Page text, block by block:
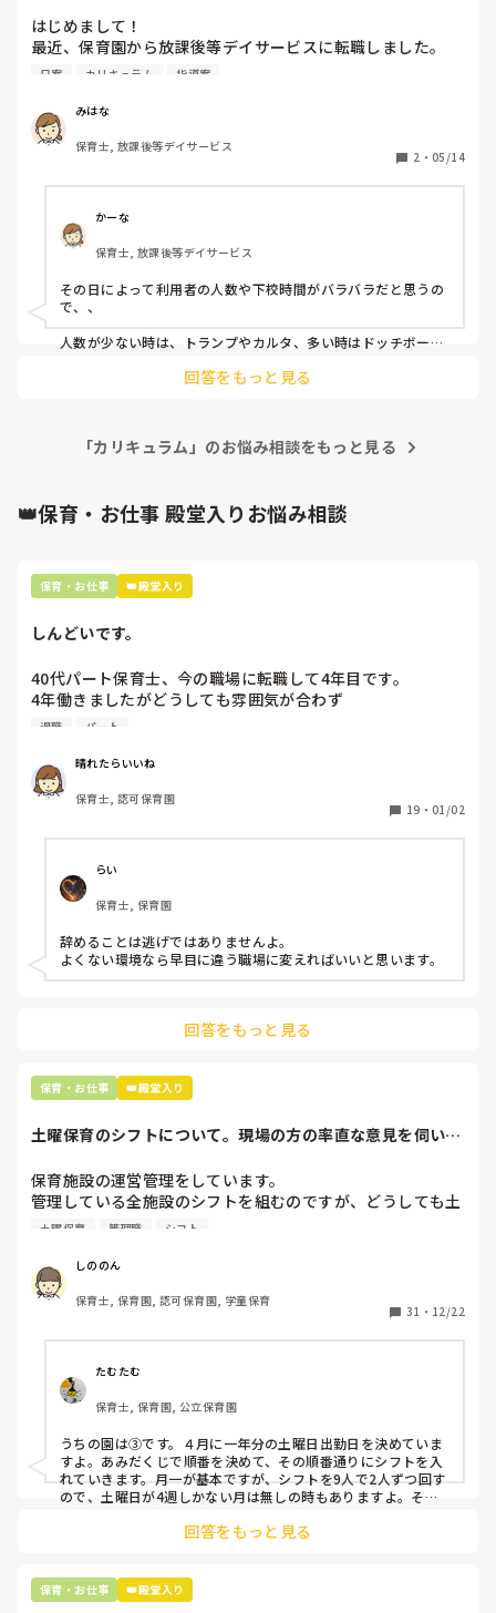
沿って保育を行なっていますが、
園として主体性をうたっているわりには
大人主導の保育観が目につき、矛盾を感じ、このままここで
今後の参考にしたいので、
みなさんの園と比べ、この園の‘主体性’はどうなのか
はじめまして！
最近、保育園から放課後等デイサービスに転職しました。
保育園とは全然違って戸惑っています（涙）
・どうやって1週間分の活動を決めていくのか
・保護者やスタッフへの伝え方や書き方のポイント
など、経験者の方から「こんな風に考えるといいよ！」とい
うアドバイスをいただけたら本当にうれしいです！
よろしくお願いします。
日案 カリキュラム 指導案
みはな
保育士, 放課後等デイサービス
2 ・ 05/14
かーな
保育士, 放課後等デイサービス
その日によって利用者の人数や下校時間がバラバラだと思うの
で、、
人数が少ない時は、トランプやカルタ、多い時はドッチボール
高学年が多い時は勝敗のある遊びを取り入れています。
回答をもっと見る
「カリキュラム」のお悩み相談をもっと見る
👑保育・お仕事 殿堂入りお悩み相談
保育・お仕事 👑殿堂入り
しんどいです。
40代パート保育士、今の職場に転職して4年目です。
4年働きましたがどうしても雰囲気が合わず
退職しようと思っています。
周りの職員は、勤続10年以上から何十年という先生がほとん
どです。
保護者子どもの愚痴悪口が多く、
今で言う不適切保育も
仕方ないよね
もう何も言わずに
子どもの言いなりになればいいんだね
などいう意見で…
上の先生に相談することは難しそうです。
最後の職場にしようと思っていましたが
辞めることは逃げ、と、過去辞めた人も何年も言われ続けて
います
退職 パート
晴れたらいいね
保育士, 認可保育園
19 ・ 01/02
らい
保育士, 保育園
辞めることは逃げではありませんよ。
よくない環境なら早目に違う職場に変えればいいと思います。
回答をもっと見る
保育・お仕事 👑殿堂入り
土曜保育のシフトについて。現場の方の率直な意見を伺いた
保育施設の運営管理をしています。
管理している全施設のシフトを組むのですが、どうしても土
曜保育だけは入れる方が少なく、いつも苦労しています。
て入職しているはずですが、いざ勤務が始まると一日も土曜
出勤が出来ない方ばかりです。
①土曜日の希望休は2日まで、と制限をかける
②毎月、必ず土曜保育に入ることのできる日を1日だけピッ
クアップしてもらう
③仮シフトが出た時、土曜出勤が難しければ自身で代わりの
人を交渉して見つけてもらう
上記のいずれかの対策を取り入れることを考えています。
土曜保育 管理職 シフト
しののん
保育士, 保育園, 認可保育園, 学童保育
31 ・ 12/22
たむたむ
保育士, 保育園, 公立保育園
うちの園は③です。４月に一年分の土曜日出勤日を決めていま
すよ。あみだくじで順番を決めて、その順番通りにシフトを入
れていきます。月一が基本ですが、シフトを9人で2人ずつ回す
ので、土曜日が4週しかない月は無しの時もありますよ。その
て貰い、主任に報告してます。
回答をもっと見る
保育・お仕事 👑殿堂入り